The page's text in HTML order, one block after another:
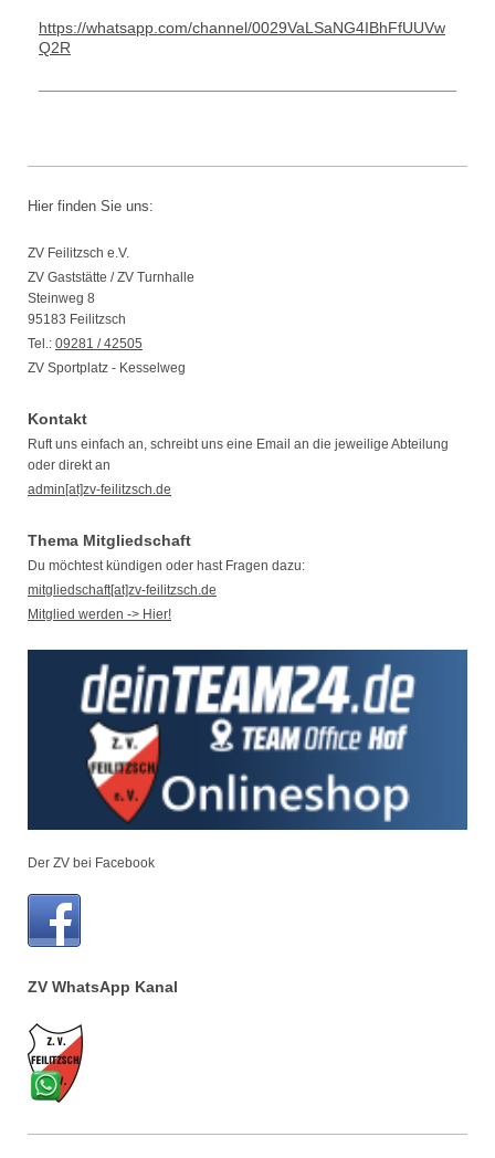
https://whatsapp.com/channel/0029VaLSaNG4IBhFfUUVw
Q2R
Hier finden Sie uns:
ZV Feilitzsch e.V.
ZV Gaststätte / ZV Turnhalle
Steinweg 8
95183 Feilitzsch
Tel.: 09281 / 42505
ZV Sportplatz - Kesselweg
Kontakt
Ruft uns einfach an, schreibt uns eine Email an die jeweilige Abteilung
oder direkt an
admin[at]zv-feilitzsch.de
Thema Mitgliedschaft
Du möchtest kündigen oder hast Fragen dazu:
mitgliedschaft[at]zv-feilitzsch.de
Mitglied werden -> Hier!
Der ZV bei Facebook
ZV WhatsApp Kanal